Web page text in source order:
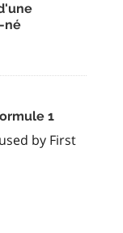
né
1
by First